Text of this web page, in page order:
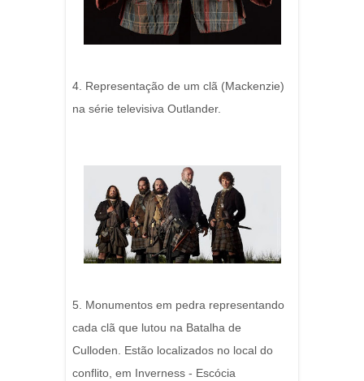
4. Representação de um clã (Mackenzie)
na série televisiva Outlander.
5. Monumentos em pedra representando
cada clã que lutou na Batalha de
Culloden. Estão localizados no local do
conflito, em Inverness - Escócia